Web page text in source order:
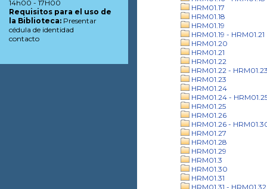
HRM01.17
HRM01.18
HRM01.19
HRM01.19 - HRM01.21
HRM01.20
HRM01.21
HRM01.22
HRM01.22 -
HRM01.23
HRM01.24
HRM01.24 -
HRM01.25
HRM01.26
HRM01.26 -
HRM01.27
HRM01.28
HRM01.29
HRM01.3
HRM01.30
HRM01.31
HRM01.31 - HRM01.32
14h00 - 17H00
Requisitos para el uso de
la Biblioteca: Presentar
cédula de identidad
contacto